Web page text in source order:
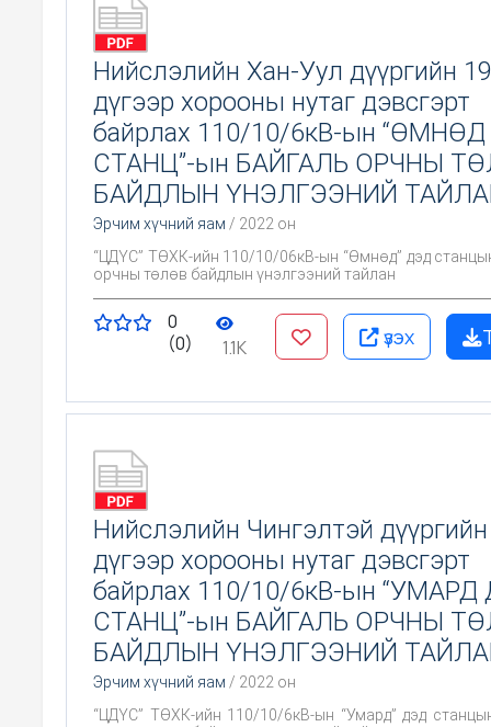
Нийслэлийн Хан-Уул дүүргийн 19
дүгээр хорооны нутаг дэвсгэрт
байрлах 110/10/6кВ-ын
СТАНЦ”-ын БАЙГАЛЬ ОРЧНЫ
БАЙДЛЫН ҮНЭЛГЭЭНИЙ
Эрчим хүчний яам / 2022 он
“ЦДҮС” ТӨХК-ийн 110/10/06кВ-ын “Өмнөд” дэд
орчны төлөв байдлын үнэлгээний тайлан
0
(0)
1.1K үзэх
Нийслэлийн Чингэлтэй
дүгээр хорооны нутаг дэвсгэрт
байрлах 110/10/6кВ-ын
СТАНЦ”-ын БАЙГАЛЬ ОРЧНЫ
БАЙДЛЫН ҮНЭЛГЭЭНИЙ
Эрчим хүчний яам / 2022 он
“ЦДҮС” ТӨХК-ийн 110/10/6кВ-ын “Умард” дэд